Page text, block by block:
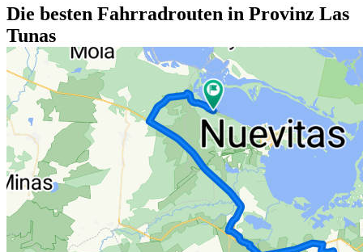
Die besten Fahrradrouten in Provinz Las
Tunas